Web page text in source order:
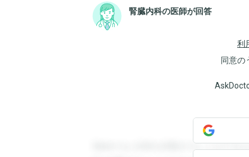
腎臓内科の医師が回答
利
同意の
登録すると回答を閲覧することがで